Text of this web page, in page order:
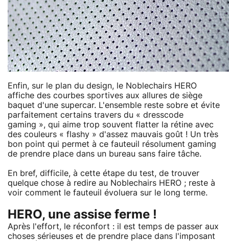
Enfin, sur le plan du design, le Noblechairs HERO
affiche des courbes sportives aux allures de siège
baquet d'une supercar. L'ensemble reste sobre et évite
parfaitement certains travers du « dresscode
gaming », qui aime trop souvent flatter la rétine avec
des couleurs « flashy » d'assez mauvais goût ! Un très
bon point qui permet à ce fauteuil résolument gaming
de prendre place dans un bureau sans faire tâche.
En bref, difficile, à cette étape du test, de trouver
quelque chose à redire au Noblechairs HERO ; reste à
voir comment le fauteuil évoluera sur le long terme.
HERO, une assise ferme !
Après l'effort, le réconfort : il est temps de passer aux
choses sérieuses et de prendre place dans l'imposant